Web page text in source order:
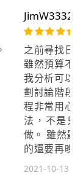
之前尋找日
雖然預算不
我分析可以
劃討論階段
程非常用心
法，不是只
做。 雖然最
的還要再晚
日式風格，
2021-10-13